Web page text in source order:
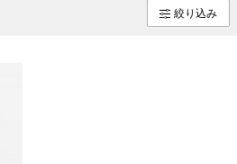
絞り込み